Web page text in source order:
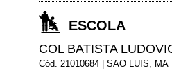
ESCOLA
COL BATISTA
Cód. 21010684 | SAO LUIS, MA